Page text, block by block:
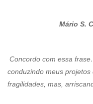
Mário S.
Concordo com essa
conduzindo meus
fragilidades, mas,